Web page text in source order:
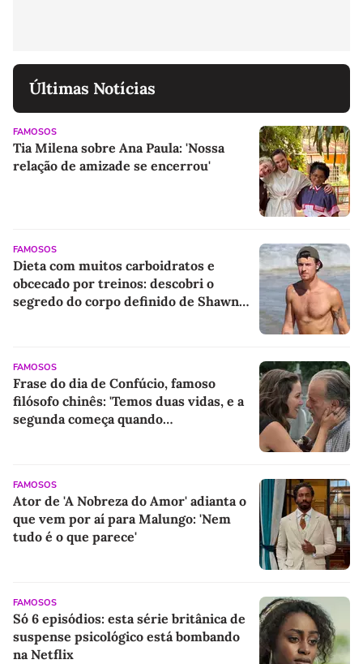
Últimas Notícias
FAMOSOS
Tia Milena sobre Ana Paula: 'Nossa
relação de amizade se encerrou'
FAMOSOS
Dieta com muitos carboidratos e
obcecado por treinos: descobri o
segredo do corpo definido de Shawn
FAMOSOS
Frase do dia de Confúcio, famoso
filósofo chinês: 'Temos duas vidas, e a
segunda começa quando
FAMOSOS
Ator de 'A Nobreza do Amor' adianta o
que vem por aí para Malungo: 'Nem
tudo é o que parece'
FAMOSOS
Só 6 episódios: esta série britânica de
suspense psicológico está bombando
na Netflix